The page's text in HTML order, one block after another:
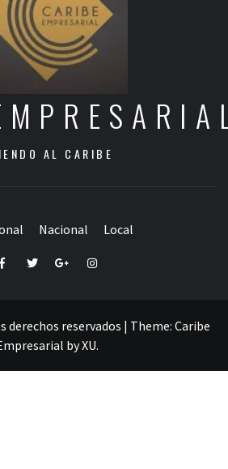
AL CARIBE
Nacional Local
TwitterGoogle+Instagram
reservados | Theme: Caribe
byXU.